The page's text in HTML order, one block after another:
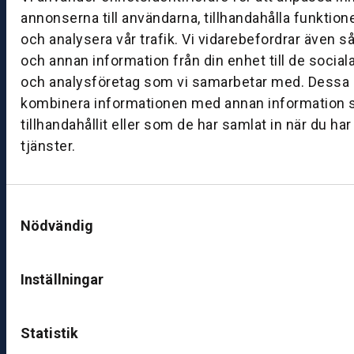
annonserna till användarna, tillhandahålla
och analysera vår trafik. Vi vidarebefordrar även
och annan information från din enhet till de
och analysföretag som vi samarbetar med. Dessa
kombinera informationen med annan information
tillhandahållit eller som de har samlat in när du
tjänster.
Nödvändig
Inställningar
Statistik
8:
0
0
–
0
0
ut
k
d